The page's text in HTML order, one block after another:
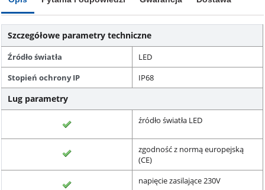
Szczegółowe parametry techniczne
Źródło światła
LED
Stopień ochrony IP
IP68
Lug parametry
źródło światła LED
zgodność z normą europejską
(CE)
napięcie zasilające 230V